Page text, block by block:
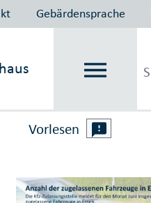
Gebärdensprache
Vorlesen